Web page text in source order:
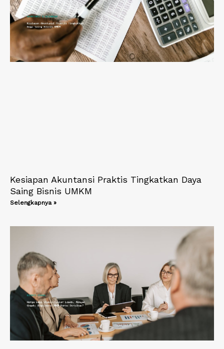
Kesiapan Akuntansi Praktis Tingkatkan Daya
Saing Bisnis UMKM
Selengkapnya »